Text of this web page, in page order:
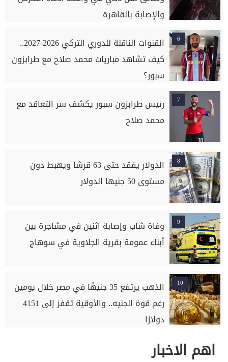
والإصابة بالقاهرة
6
القنوات الناقلة للدوري التركي 2026-2027..
كيف تشاهد مباريات محمد صلاح مع طرابزون
سبور؟
7
رئيس طرابزون سبور يكشف سر التعاقد مع
محمد صلاح
8
الدولار يفقد حتى 63 قرشا ويهبط دون
مستوى 50 جنيها الدولار
9
وفاة شاب وإصابة اثنين في مشاجرة بين
أبناء عمومة بقرية الجلاوية في سوهاج
10
الذهب يرتفع 35 جنيهًا في مصر خلال يومين
رغم قوة الجنيه.. والأوقية تقفز إلى 4151
دولارًا
اهم الاخبار